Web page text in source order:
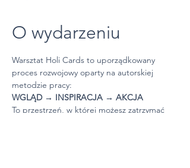
O wydarzeniu
Warsztat Holi Cards to uporządkowany
proces rozwojowy oparty na autorskiej
metodzie pracy:
WGLĄD → INSPIRACJA → AKCJA
To przestrzeń, w której możesz zatrzymać